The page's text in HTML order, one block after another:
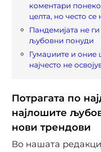
коментари
целта, но често се
Пандемијата не
љубовни понуди
Гумаџиите и оние
најчесто не
Потрагата по
најлошите
нови трендови
Во нашата